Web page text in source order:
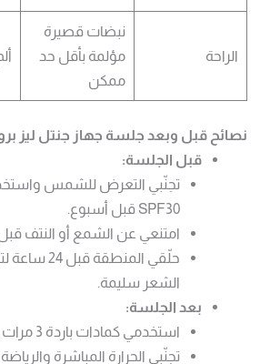
الراحة
نبضات قصيرة
مؤلمة بأقل حد
ممكن
نصائح قبل وبعد جلسة جهاز جنتل ليز
قبل الجلسة:
تجنّبي التعرض للشمس
SPF30 قبل أسبوع.
امتنعي عن الشمع أو النتف قبل 4
حلّقي المنطقة
الشعر سليمة.
بعد الجلسة:
استخدمي كمادات باردة 3 مرات يوميًا.
تجنّبي الحرارة المباشرة